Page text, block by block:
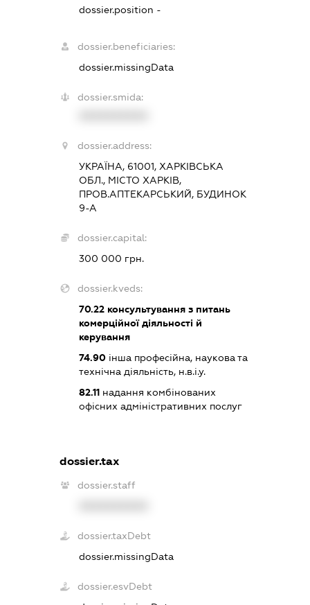
dossier.position -
dossier.beneficiaries:
dossier.missingData
dossier.smida:
dossier.address:
УКРАЇНА, 61001, ХАРКІВСЬКА
ОБЛ., МІСТО ХАРКІВ,
ПРОВ.АПТЕКАРСЬКИЙ, БУДИНОК
9-А
dossier.capital:
300 000 грн.
dossier.kveds:
70.22 консультування з питань
комерційної діяльності й
керування
74.90 інша професійна, наукова та
технічна діяльність, н.в.і.у.
82.11 надання комбінованих
офісних адміністративних послуг
dossier.tax
dossier.staff
dossier.taxDebt
dossier.missingData
dossier.esvDebt